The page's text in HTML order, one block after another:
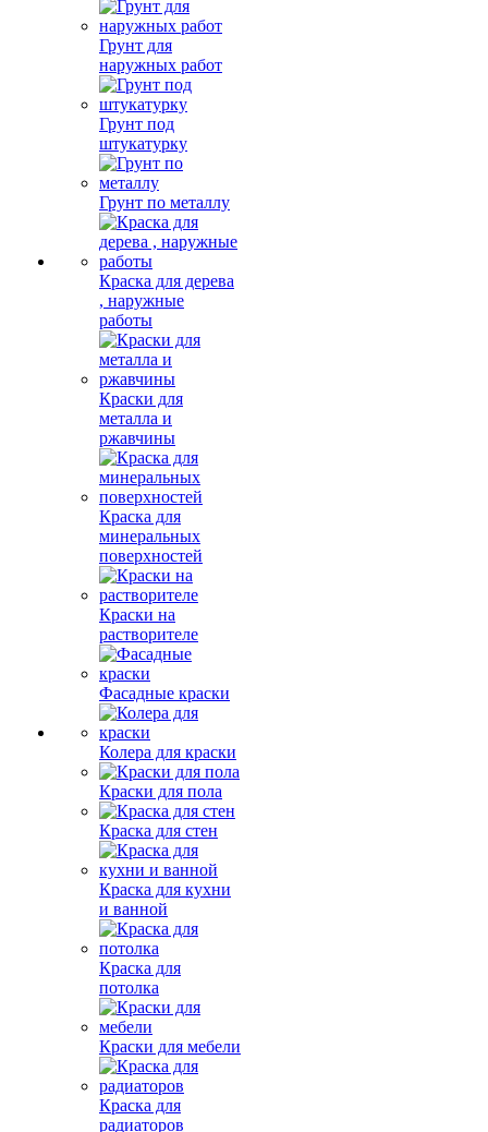
Грунт для
наружных работ
Грунт под
штукатурку
Грунт по металлу
Краска для дерева
, наружные
работы
Краски для
металла и
ржавчины
Краска для
минеральных
поверхностей
Краски на
растворителе
Фасадные краски
Колера для краски
Краски для пола
Краска для стен
Краска для кухни
и ванной
Краска для
потолка
Краски для мебели
Краска для
радиаторов